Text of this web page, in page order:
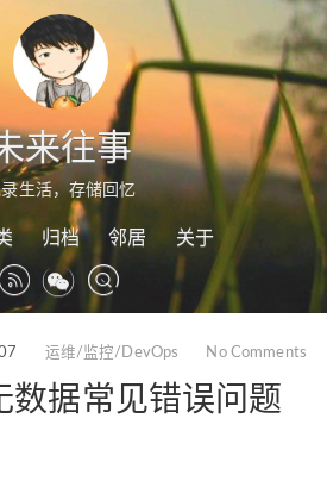
来往事
生活，存储回忆
归档 邻居 关于
运维/监控/DevOps No Comments
数据常见错误问题